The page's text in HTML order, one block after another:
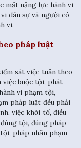
mất năng lực hành vi
dân sự và người có
vi.
pháp luật
sát việc tuân theo
việc buộc tội, phát
vi phạm tội,
pháp luật đều phải
việc khởi tố, điều
tội, đúng pháp
pháp nhân phạm